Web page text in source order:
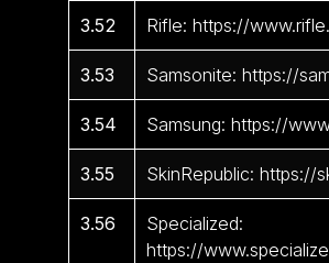
3.52 Rifle: https://
3.53 Samsonite: https://
3.54 Samsung: https://
3.55 SkinRepublic: https://
3.56
Specialized:
https://